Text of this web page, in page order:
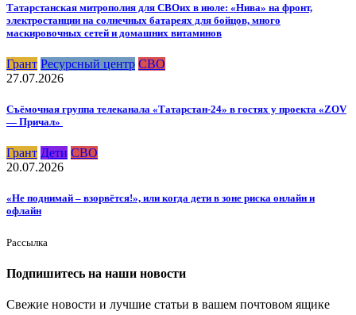
Татарстанская митрополия для СВОих в июле: «Нива» на фронт,
электростанции на солнечных батареях для бойцов, много
маскировочных сетей и домашних витаминов
Грант Ресурсный центр СВО
27.07.2026
Съёмочная группа телеканала «Татарстан-24» в гостях у проекта «ZOV
— Причал»
Грант Дети СВО
20.07.2026
«Не поднимай – взорвётся!», или когда дети в зоне риска онлайн и
офлайн
Рассылка
Подпишитесь на наши новости
Свежие новости и лучшие статьи в вашем почтовом ящике